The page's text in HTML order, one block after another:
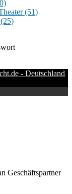
(51)
(25)
- Deutschland
Geschäftspartner